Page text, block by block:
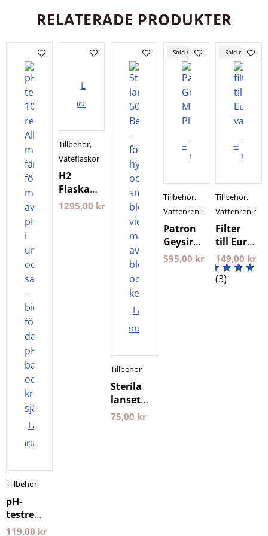
RELATERADE PRODUKTER
Lägg i
varukorgen
Tillbehör
pH-
testremsor
100
119,00 kr
Lägg i
varukorgen
Tillbehör,
Väteflaskor
H2
Flaska
Hydrogen
1295,00 kr
Lägg i
varukorgen
Tillbehör
Sterila
lansetter
50st
75,00 kr
Sold out
mer
Tillbehör,
Vattenrening
Patron
Geysir
Microspiralfilter
PlanetsOwn
595,00 kr
Sold out
mer
Tillbehör,
Vattenrening
Filter
till Euro
(kran)
149,00 kr
(3)